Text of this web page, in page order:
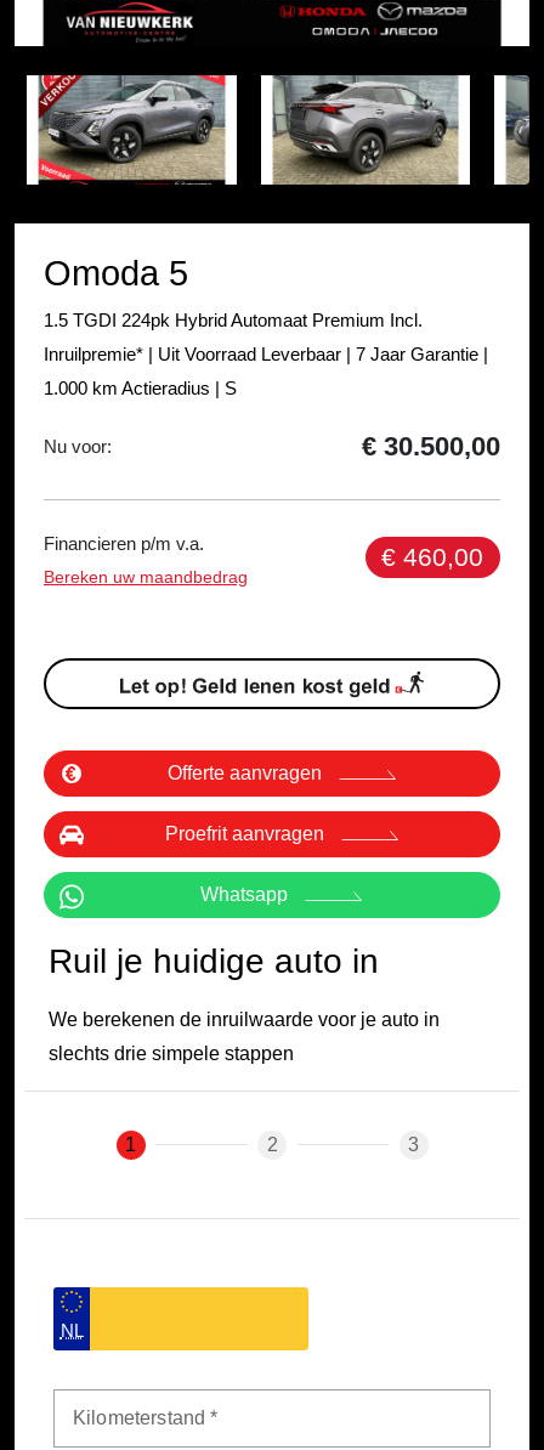
Item
25
Item
1
Omoda 5
1.5 TGDI 224pk Hybrid Automaat Premium Incl.
Inruilpremie* | Uit Voorraad Leverbaar | 7 Jaar Garantie |
1.000 km Actieradius | S
Nu voor: € 30.500,00
Financieren p/m v.a. € 460,00
Bereken uw maandbedrag
Offerte aanvragen
Proefrit aanvragen
Whatsapp